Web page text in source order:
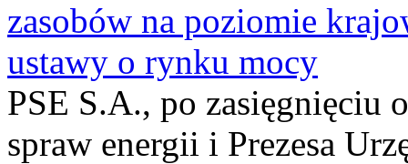
zasobów na poziomie
ustawy o rynku mocy
PSE S.A., po zasięgnięciu
spraw energii i Prezesa